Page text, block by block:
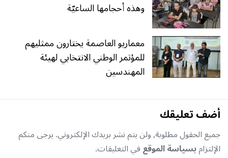
وهذه أحجامها الساعيّة
معماريو العاصمة يختارون ممثليهم
للمؤتمر الوطني الانتخابي لهيئة
المهندسين
أضف تعليقك
جميع الحقول مطلوبة, ولن يتم نشر بريدك الإلكتروني. يرجى منكم
الإلتزامبسياسة الموقعفي التعليقات.